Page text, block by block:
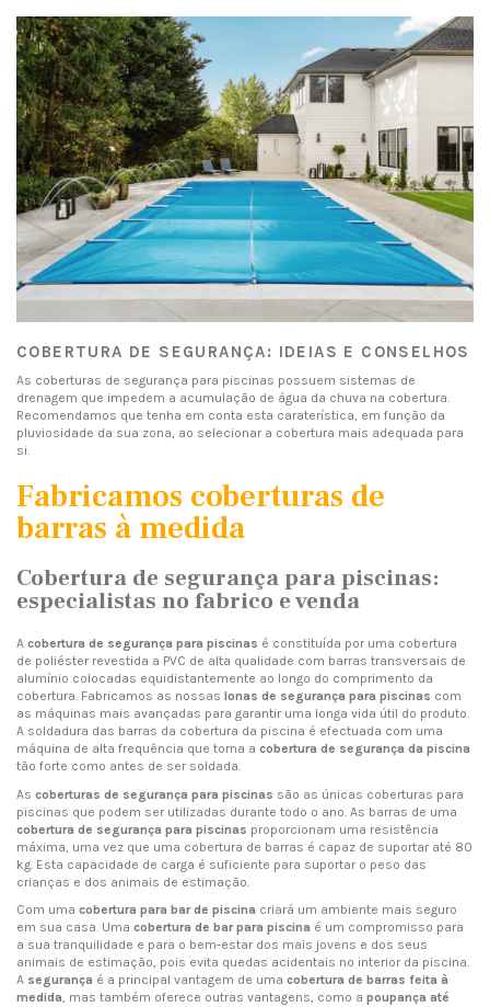
COBERTURA DE SEGURANÇA: IDEIAS E CONSELHOS
As coberturas de segurança para piscinas possuem sistemas de
drenagem que impedem a acumulação de água da chuva na cobertura.
Recomendamos que tenha em conta esta caraterística, em função da
pluviosidade da sua zona, ao selecionar a cobertura mais adequada para
si.
Fabricamos coberturas de
barras à medida
Cobertura de segurança para piscinas:
especialistas no fabrico e venda
A cobertura de segurança para piscinas é constituída por uma cobertura
de poliéster revestida a PVC de alta qualidade com barras transversais de
alumínio colocadas equidistantemente ao longo do comprimento da
cobertura. Fabricamos as nossas lonas de segurança para piscinas com
as máquinas mais avançadas para garantir uma longa vida útil do produto.
A soldadura das barras da cobertura da piscina é efectuada com uma
máquina de alta frequência que torna a cobertura de segurança da piscina
tão forte como antes de ser soldada.
As coberturas de segurança para piscinas são as únicas coberturas para
piscinas que podem ser utilizadas durante todo o ano. As barras de uma
cobertura de segurança para piscinas proporcionam uma resistência
máxima, uma vez que uma cobertura de barras é capaz de suportar até 80
kg. Esta capacidade de carga é suficiente para suportar o peso das
crianças e dos animais de estimação.
Com uma cobertura para bar de piscina criará um ambiente mais seguro
em sua casa. Uma cobertura de bar para piscina é um compromisso para
a sua tranquilidade e para o bem-estar dos mais jovens e dos seus
animais de estimação, pois evita quedas acidentais no interior da piscina.
A segurança é a principal vantagem de uma cobertura de barras feita à
medida, mas também oferece outras vantagens, como a poupança até